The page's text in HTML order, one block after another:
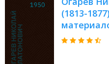
(1813-
359 :